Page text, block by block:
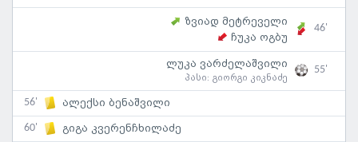
ზვიად მეტრეველი
ჩუკა ოგბუ
46'
ლუკა ვარძელაშვილი
პასი: გიორგი კიკნაძე
55'
56' ალექსი ბენაშვილი
60' გიგა კვერენჩხილაძე